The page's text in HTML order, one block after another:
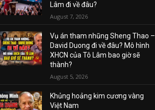
Lâm đi về đâu?
August 7, 2026
Vụ án tham nhũng Sheng Thao –
David Duong đi về đâu? Mô hình
XHCN của Tô Lâm bao giờ sẽ
thành?
August 5, 2026
Khủng hoảng kim cương vàng
Việt Nam